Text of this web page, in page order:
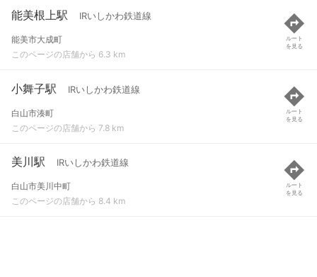
能美根上駅 IRいしかわ鉄道線
能美市大成町
このページの店舗から 6.3 km
ルート
を見る
小舞子駅 IRいしかわ鉄道線
白山市湊町
このページの店舗から 7.8 km
ルート
を見る
美川駅 IRいしかわ鉄道線
白山市美川中町
このページの店舗から 8.4 km
ルート
を見る